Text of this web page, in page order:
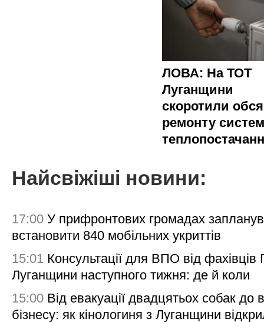
ЛОВА: На ТОТ
Луганщини
скоротили
ремонту
Найсвіжіші новини:
17:00 У прифронтових громадах
встановити 840 мобільних укриттів
15:01 Консультації для ВПО від
Луганщини наступного тижня: де й коли
15:00 Від евакуації двадцятьох собак до
бізнесу: як кінологиня з Луганщини